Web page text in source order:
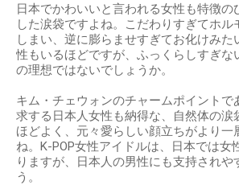
日本でかわいいと言われる女性も特徴の
した涙袋ですよね。こだわりすぎてホル
しまい、逆に膨らませすぎてお化けみた
性もいるほどですが、ふっくらしすぎな
の理想ではないでしょうか。
キム・チェウォンのチャームポイントで
求する日本人女性も納得な、自然体の涙
ほどよく、元々愛らしい顔立ちがより一
ね。K-POP女性アイドルは、日本では女
りますが、日本人の男性にも支持されや
う。